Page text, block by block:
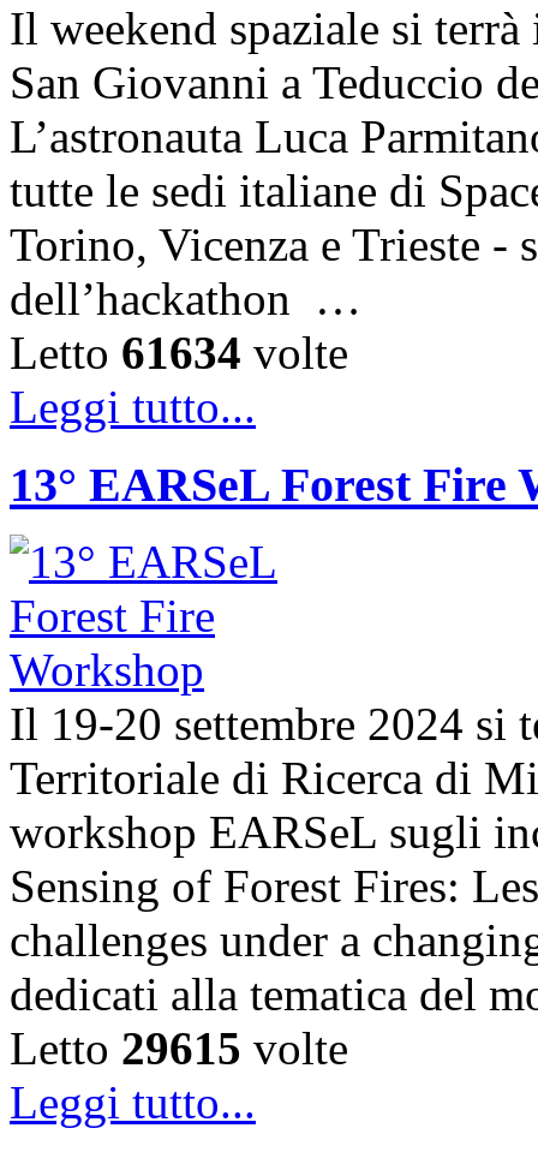
Il weekend spaziale si
San Giovanni a Teduccio
L’astronauta Luca
tutte le sedi italiane di
Torino, Vicenza e Trieste -
dell’hackathon …
Letto 61634 volte
Leggi tutto...
13° EARSeL Forest Fire
Il 19-20 settembre 2024 si
Territoriale di Ricerca di
workshop EARSeL sugli
Sensing of Forest Fires:
challenges under a
dedicati alla tematica del
Letto 29615 volte
Leggi tutto...